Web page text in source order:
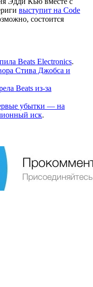
выступит на Code
состоится
Beats Electronics.
Стива Джобса и
Beats из-за
убытки — на
иск.